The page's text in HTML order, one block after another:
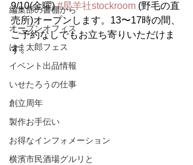
編集部の書棚から
オープンオフィス
はま太郎フェス
イベント出品情報
いせたろうの仕事
創立周年
製作お手伝い
お得なインフォメーション
横濱市民酒場グルリと
9/10(金曜) #星羊社stockroom (野毛の直
売所)オープンします。13〜17時の間、
ご予約なしでもお立ち寄りいただけま
す。